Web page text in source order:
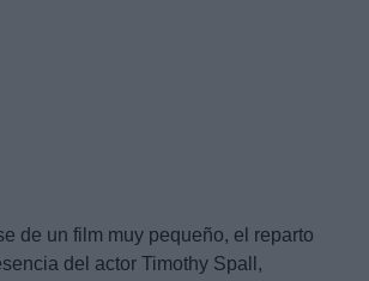
de un film muy pequeño, el reparto
del actor Timothy Spall,